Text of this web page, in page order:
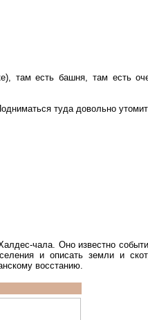
там есть башня, там есть
туда довольно
чала. Оно известно
и описать земли и
восстанию.